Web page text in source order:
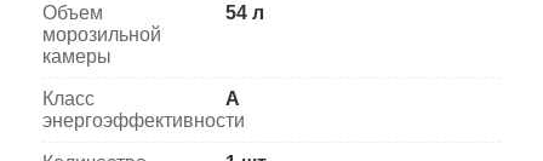
Объем
морозильной
камеры
54 л
Класс
энергоэффективности
A